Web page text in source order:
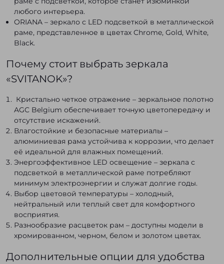
любого интерьера.
ORIANA – зеркало с LED подсветкой в металлической
раме, представленное в цветах Chrome, Gold, White,
Black.
Почему стоит выбрать зеркала
«SVITANOK»?
Кристально четкое отражение – зеркальное полотно
AGC Belgium обеспечивает точную цветопередачу и
отсутствие искажений.
Влагостойкие и безопасные материалы –
алюминиевая рама устойчива к коррозии, что делает
её идеальной для влажных помещений.
Энергоэффективное LED освещение – зеркала с
подсветкой в металлической раме потребляют
минимум электроэнергии и служат долгие годы.
Выбор цветовой температуры – холодный,
нейтральный или теплый свет для комфортного
восприятия.
Разнообразие расцветок рам – доступны модели в
хромированном, черном, белом и золотом цветах.
Дополнительные опции для удобства